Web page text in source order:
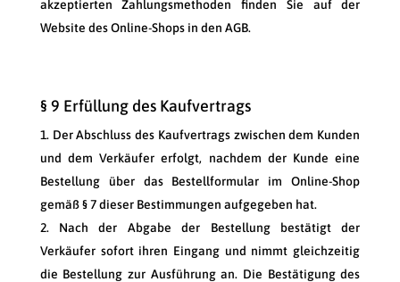
akzeptierten Zahlungsmethoden finden Sie auf der
Website des Online-Shops in den AGB.
§ 9 Erfüllung des Kaufvertrags
Der Abschluss des Kaufvertrags zwischen dem Kunden
und dem Verkäufer erfolgt, nachdem der Kunde eine
Bestellung über das Bestellformular im Online-Shop
gemäß § 7 dieser Bestimmungen aufgegeben hat.
Nach der Abgabe der Bestellung bestätigt der
Verkäufer sofort ihren Eingang und nimmt gleichzeitig
die Bestellung zur Ausführung an. Die Bestätigung des